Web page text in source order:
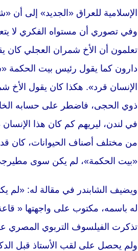
الإسلامية للعراق «الجديد» إلى
وفي تصوري أن مستواه الفكري لا
تعلمون أن الأخ شمران العجلي
دارون كما يقول رئيس بيت الحكمة
الإنسان قرد». هكذا كان يقول الأخ
ذوي الحجى، فاضطر على حسابه
في لندن، ليريهم كم كان هذا
من مختلف أصناف الحيوانات، كان
«بيت الحكمة»، لم يكن سوى
ويضيف الشابندر في مقالة له: «لم
له باسمه، مكتوب على واجهتها «
تذكرت الفيلسوف التربوي المصري
ولم يحصل على لقب الأستاذ قبل